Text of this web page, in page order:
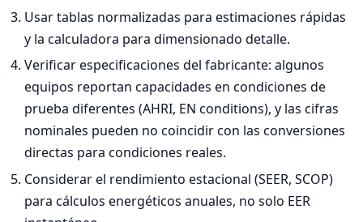
Usar tablas normalizadas para estimaciones rápidas
y la calculadora para dimensionado detalle.
Verificar especificaciones del fabricante: algunos
equipos reportan capacidades en condiciones de
prueba diferentes (AHRI, EN conditions), y las cifras
nominales pueden no coincidir con las conversiones
directas para condiciones reales.
Considerar el rendimiento estacional (SEER, SCOP)
para cálculos energéticos anuales, no solo EER